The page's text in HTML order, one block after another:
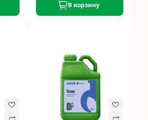
В корзину